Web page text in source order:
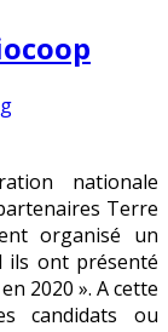
nationale
Terre
organisé un
ils ont présenté
2020 ». A cette
candidats ou